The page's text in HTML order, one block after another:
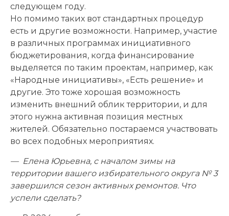
следующем году.
Но помимо таких вот стандартных процедур
есть и другие возможности. Например, участие
в различных программах инициативного
бюджетирования, когда финансирование
выделяется по таким проектам, например, как
«Народные инициативы», «Есть решение» и
другие. Это тоже хорошая возможность
изменить внешний облик территории, и для
этого нужна активная позиция местных
жителей. Обязательно постараемся участвовать
во всех подобных мероприятиях.
— Елена Юрьевна, с началом зимы на
территории вашего избирательного округа № 3
завершился сезон активных ремонтов. Что
успели сделать?